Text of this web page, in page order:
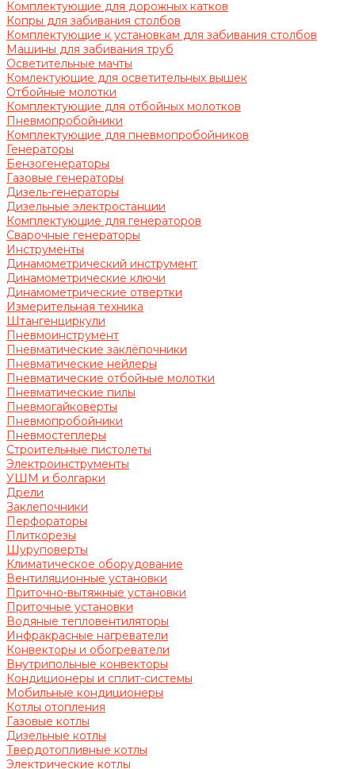
Комплектующие для дорожных катков
Копры для забивания столбов
Комплектующие к установкам для забивания столбов
Машины для забивания труб
Осветительные мачты
Комлектующие для осветительных вышек
Отбойные молотки
Комплектующие для отбойных молотков
Пневмопробойники
Комплектующие для пневмопробойников
Генераторы
Бензогенераторы
Газовые генераторы
Дизель-генераторы
Дизельные электростанции
Комплектующие для генераторов
Сварочные генераторы
Инструменты
Динамометрический инструмент
Динамометрические ключи
Динамометрические отвертки
Измерительная техника
Штангенциркули
Пневмоинструмент
Пневматические заклёпочники
Пневматические нейлеры
Пневматические отбойные молотки
Пневматические пилы
Пневмогайковерты
Пневмопробойники
Пневмостеплеры
Строительные пистолеты
Электроинструменты
УШМ и болгарки
Дрели
Заклепочники
Перфораторы
Плиткорезы
Шуруповерты
Климатическое оборудование
Вентиляционные установки
Приточно-вытяжные установки
Приточные установки
Водяные тепловентиляторы
Инфракрасные нагреватели
Конвекторы и обогреватели
Внутрипольные конвекторы
Кондиционеры и сплит-системы
Мобильные кондиционеры
Котлы отопления
Газовые котлы
Дизельные котлы
Твердотопливные котлы
Электрические котлы